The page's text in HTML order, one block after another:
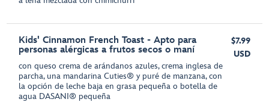
Kids' Cinnamon French Toast - Apto para
personas alérgicas a frutos secos o maní
con queso crema de arándanos azules, crema inglesa de
parcha, una mandarina Cuties® y puré de manzana, con
la opción de leche baja en grasa pequeña o botella de
agua DASANI® pequeña
$7.99
USD